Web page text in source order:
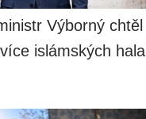
Výborný chtěl
islámských halal